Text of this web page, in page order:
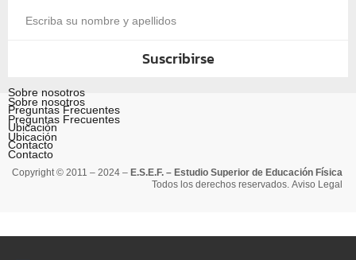
Suscribirse
Sobre nosotros
Preguntas Frecuentes
Ubicación
Contacto
Sobre nosotros
Preguntas Frecuentes
Ubicación
Contacto
Copyright © 2011 – 2024 – E.S.E.F. – Estudio Superior de Educación Física
Todos los derechos reservados. Aviso Legal